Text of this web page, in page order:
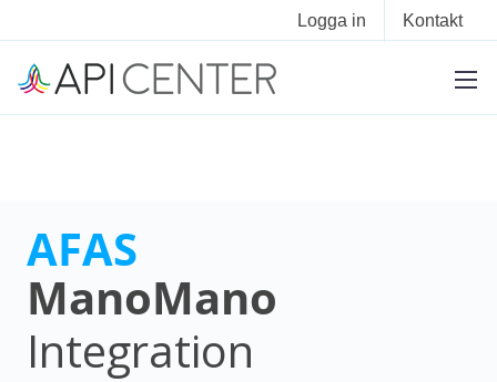
Logga in Kontakt
AFAS
ManoMano
Integration